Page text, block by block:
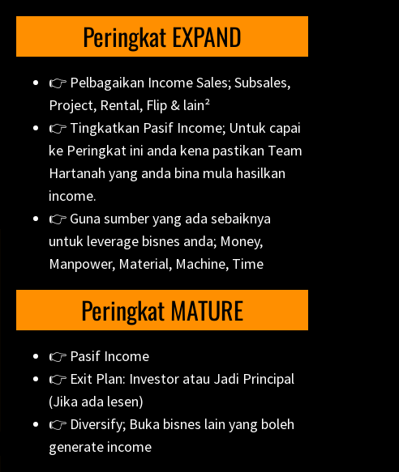
Peringkat EXPAND
👉 Pelbagaikan Income Sales; Subsales,
Project, Rental, Flip & lain²
👉 Tingkatkan Pasif Income; Untuk capai
ke Peringkat ini anda kena pastikan Team
Hartanah yang anda bina mula hasilkan
income.
👉 Guna sumber yang ada sebaiknya
untuk leverage bisnes anda; Money,
Manpower, Material, Machine, Time
Peringkat MATURE
👉 Pasif Income
👉 Exit Plan: Investor atau Jadi Principal
(Jika ada lesen)
👉 Diversify; Buka bisnes lain yang boleh
generate income